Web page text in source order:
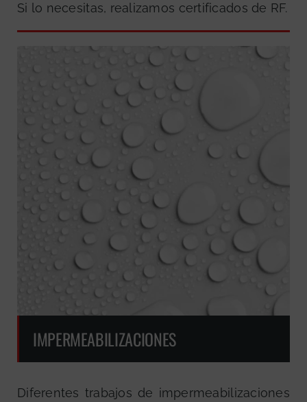
Si lo necesitas, realizamos certificados de RF.
IMPERMEABILIZACIONES
Diferentes trabajos de impermeabilizaciones